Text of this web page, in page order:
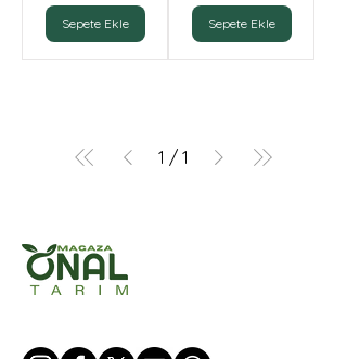
Sepete Ekle Sepete Ekle
1 / 1